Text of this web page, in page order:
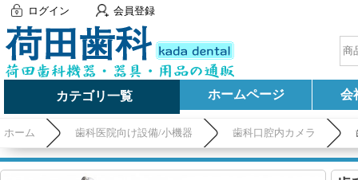
ログイン 会員登録
カテゴリ一覧 ホームページ 会
ホーム 歯科医院向け設備/小機器 歯科口腔内カメラ